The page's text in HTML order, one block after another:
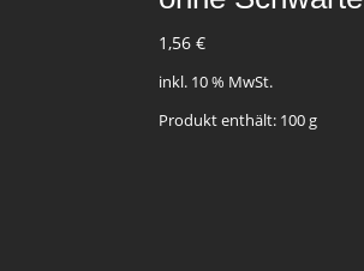
1,56 €
inkl. 10 % MwSt.
Produkt enthält: 100g